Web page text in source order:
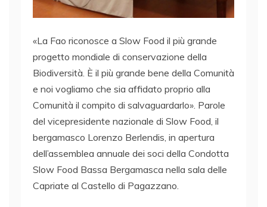
«La Fao riconosce a Slow Food il più grande
progetto mondiale di conservazione della
Biodiversità. È il più grande bene della Comunità
e noi vogliamo che sia affidato proprio alla
Comunità il compito di salvaguardarlo». Parole
del vicepresidente nazionale di Slow Food, il
bergamasco Lorenzo Berlendis, in apertura
dell’assemblea annuale dei soci della Condotta
Slow Food Bassa Bergamasca nella sala delle
Capriate al Castello di Pagazzano.